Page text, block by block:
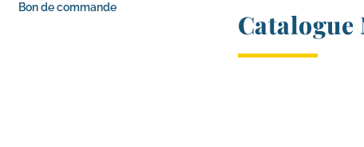
Bon de commande
Catalogue